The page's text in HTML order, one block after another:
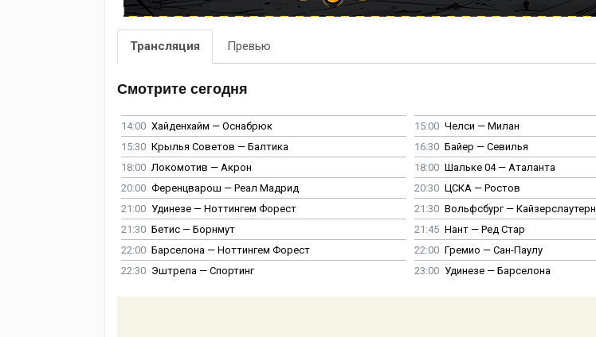
Трансляция Превью
Смотрите сегодня
14:00 Хайденхайм — Оснабрюк 15:00 Челси — Милан
15:30 Крылья Советов — Балтика 16:30 Байер — Севилья
18:00 Локомотив — Акрон 18:00 Шальке 04 — Аталанта
20:00 Ференцварош — Реал Мадрид 20:30 ЦСКА — Ростов
21:00 Удинезе — Ноттингем Форест 21:30 Вольфсбург — Кайзерслаутерн
21:30 Бетис — Борнмут 21:45 Нант — Ред Стар
22:00 Барселона — Ноттингем Форест 22:00 Гремио — Сан-Паулу
22:30 Эштрела — Спортинг 23:00 Удинезе — Барселона